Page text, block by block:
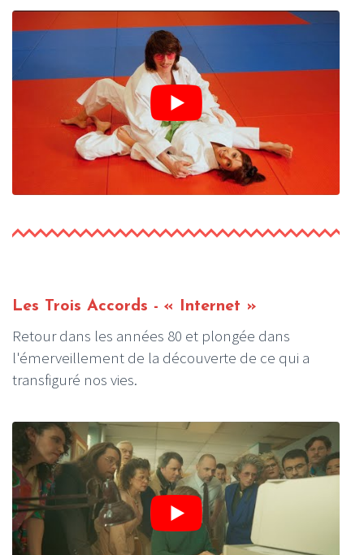
Les Trois Accords - « Internet »
Retour dans les années 80 et plongée dans
l'émerveillement de la découverte de ce qui a
transfiguré nos vies.